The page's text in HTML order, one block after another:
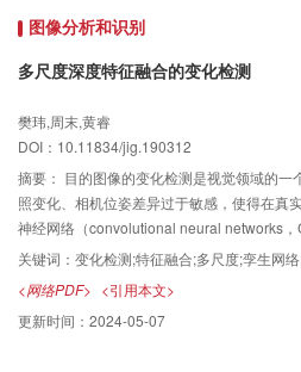
然而r值增大导致过大的噪音误差，r值减小导
这两种误差，ESRA算法引入一种基于指数
同的分解矩阵中挑选合理的矩阵尺寸来压缩
于6种真实人脸图像数据集，采用支持向量机
SVM）分类技术与信息熵验证6种算法的正
F1-Score，以及信息熵度量结果显示，提出
LAP（Laplace-based facial image
mechanism）以及MM（matrix mechanism
数据集上的准确率和F1-Score分别是LRA、
倍多。相对于其他5种算法，ESRA算法对
可用性与鲁棒性，并且为灰度人脸图像的隐
图像分析和识别
多尺度深度特征融合的变化检测
樊玮,周末,黄睿
DOI：10.11834/jig.190312
摘要： 目的图像的变化检测是视觉领域的
照变化、相机位姿差异过于敏感，使得在真
神经网络（convolutional neural networks
特征，提出一种基于多尺度深度特征融合的
像的高级语义特征来克服检测噪音。方法
16作为网络的基本模型，采用孪生网络结构
取不同网络层的深度特征。将两幅图像对应
编码层，通过编码层逐步将高层与低层网络
关键词： 变化检测;特征融合;多尺度;孪生网
<网络PDF> <引用本文>
更新时间： 2024-05-07